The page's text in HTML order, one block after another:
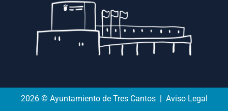
2026 © Ayuntamiento de Tres Cantos | Aviso Legal